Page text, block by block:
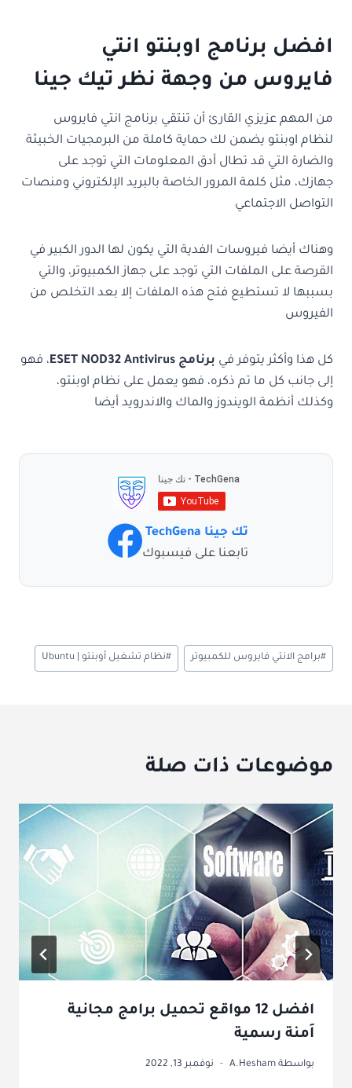
افضل برنامج اوبنتو انتي
فايروس من وجهة نظر تيك جينا
من المهم عزيزي القارئ أن تنتقي برنامج انتي فايروس
لنظام اوبنتو يضمن لك حماية كاملة من البرمجيات الخبيثة
والضارة التي قد تطال أدق المعلومات التي توجد على
جهازك، مثل كلمة المرور الخاصة بالبريد الإلكتروني ومنصات
التواصل الاجتماعي
وهناك أيضا فيروسات الفدية التي يكون لها الدور الكبير في
القرصة على الملفات التي توجد على جهاز الكمبيوتر، والتي
بسببها لا تستطيع فتح هذه الملفات إلا بعد التخلص من
الفيروس
كل هذا وأكثر يتوفر في برنامج ESET NOD32 Antivirus
، فهو
إلى جانب كل ما تم ذكره، فهو يعمل على نظام اوبنتو،
وكذلك أنظمة الويندوز والماك والاندرويد أيضا
تك جينا TechGena
تابعنا على فيسبوك
وسوم
المقال:
#برامج الانتي فايروس للكمبيوتر #نظام تشغيل أوبنتو | Ubuntu
موضوعات ذات صلة
افضل 12 مواقع تحميل برامج مجانية
اَمنة رسمية
بواسطة A.Hesham نوفمبر 13, 2022